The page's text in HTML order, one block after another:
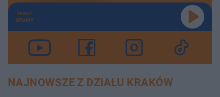
TERAZ
GRAMY
NAJNOWSZE Z DZIAŁU KRAKÓW